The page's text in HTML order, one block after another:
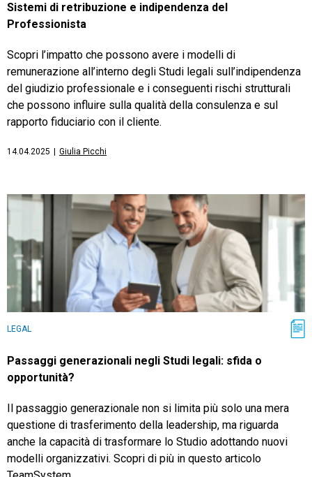
Sistemi di retribuzione e indipendenza del
Professionista
Scopri l’impatto che possono avere i modelli di
remunerazione all’interno degli Studi legali sull’indipendenza
del giudizio professionale e i conseguenti rischi strutturali
che possono influire sulla qualità della consulenza e sul
rapporto fiduciario con il cliente.
14.04.2025 Giulia Picchi
LEGAL
Passaggi generazionali negli Studi legali: sfida o
opportunità?
Il passaggio generazionale non si limita più solo una mera
questione di trasferimento della leadership, ma riguarda
anche la capacità di trasformare lo Studio adottando nuovi
modelli organizzativi. Scopri di più in questo articolo